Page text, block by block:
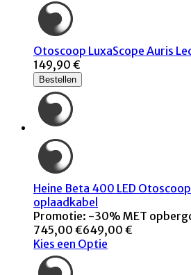
Otoscoop LuxaScope Auris
149,90 €
Bestellen
Heine Beta 400 LED
oplaadkabel
Promotie: -30% MET
745,00 €649,00 €
Kies een Optie